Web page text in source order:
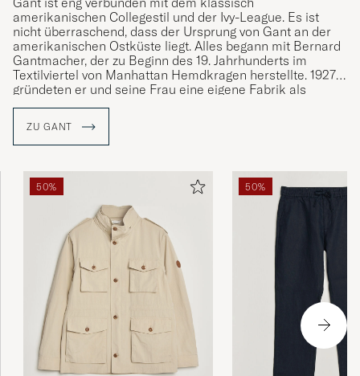
amerikanischen Collegestil und der Ivy-League. Es ist
nicht überraschend, dass der Ursprung von Gant an der
amerikanischen Ostküste liegt. Alles begann mit Bernard
Gantmacher, der zu Beginn des 19. Jahrhunderts im
Textilviertel von Manhattan Hemdkragen herstellte. 1927
gründeten er und seine Frau eine eigene Fabrik als
Subunternehmer für andere Marken. Die Hemden, die für
mehr an Popularität. Im Jahr 1949 gründete die Familie
Gantmacher zusammen mit ihren Söhne die Marke Gant.
Gant wurde vom Preppy-Stil geprägt wie der Style von der
Marke selbst und ist seit seiner Gründung mit klassischen
Kleidungsstücken wie dem Button-Down-Hemd, der
khakifarbenen Chinohose und dem Rugby-Shirt an der
Definition des klassischen, amerikanischen College-Stils
beteiligt.
ZU GANT
50% 50%